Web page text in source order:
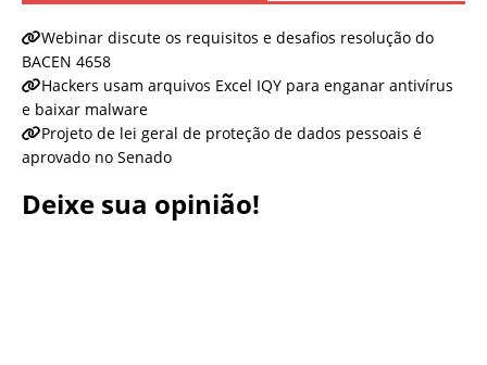
Webinar discute os requisitos e desafios resolução do
BACEN 4658
Hackers usam arquivos Excel IQY para enganar antivírus
e baixar malware
Projeto de lei geral de proteção de dados pessoais é
aprovado no Senado
Deixe sua opinião!